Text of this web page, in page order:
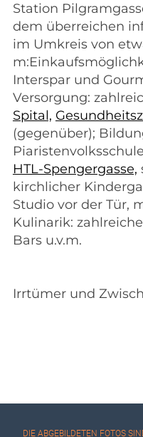
Station
dem überreichen
im Umkreis von
Interspar und
Versorgung:
Spital,
(gegenüber);
HTL-Spengergasse,
kirchlicher
Studio vor der Tür,
Kulinarik:
Bars u.v.m.
Irrtümer und
DIE ABGEBILDETEN FOTOS